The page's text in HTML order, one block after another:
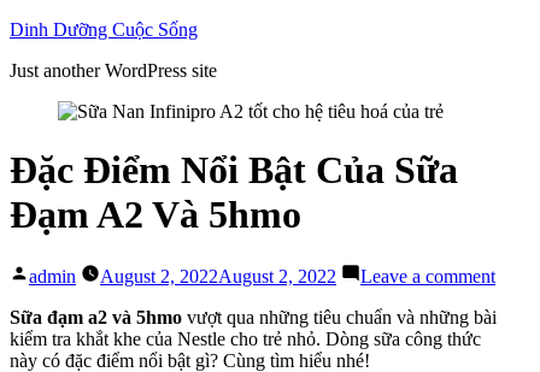
Skip
content
Dinh Dưỡng Cuộc Sống
Just another WordPress site
Đặc Điểm Nổi Bật Của Sữa
Đạm A2 Và 5hmo
Posted
admin August 2, 2022August 2, 2022 Leave a commenton
Điểm
Sữa đạm a2 và 5hmo vượt qua những tiêu chuẩn và những bài
kiểm tra khắt khe của Nestle cho trẻ nhỏ. Dòng sữa công thức
này có đặc điểm nổi bật gì? Cùng tìm hiểu nhé!